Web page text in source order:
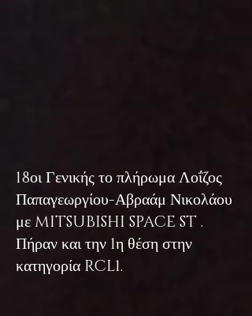
18οι Γενικής το πλήρωμα Λοΐζος
Παπαγεωργίου-Αβραάμ Νικολάου
με MITSUBISHI SPACE ST .
Πήραν και την 1η θέση στην
κατηγορία RCL1.